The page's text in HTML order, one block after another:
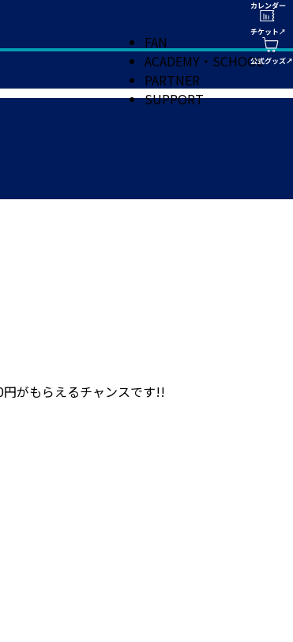
FAN
ACADEMY・SCHOOL
PARTNER
SUPPORT
がもらえるチャンスです!!